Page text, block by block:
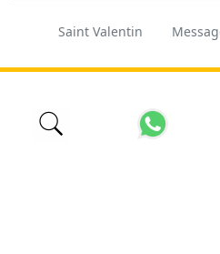
Saint Valentin
İzmir Çiçekçi Fleuriste